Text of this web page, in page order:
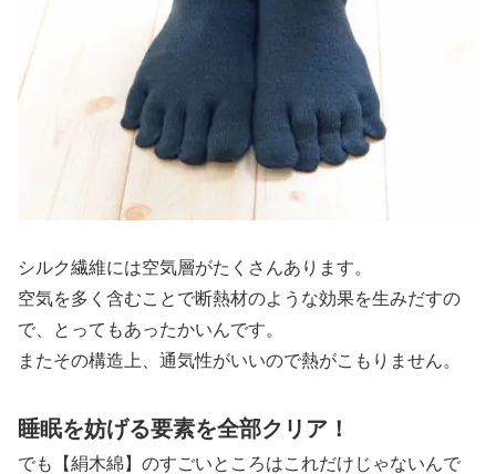
シルク繊維には空気層がたくさんあります。
空気を多く含むことで断熱材のような効果を生みだすの
で、とってもあったかいんです。
またその構造上、通気性がいいので熱がこもりません。
睡眠を妨げる要素を全部クリア！
でも【絹木綿】のすごいところはこれだけじゃないんで